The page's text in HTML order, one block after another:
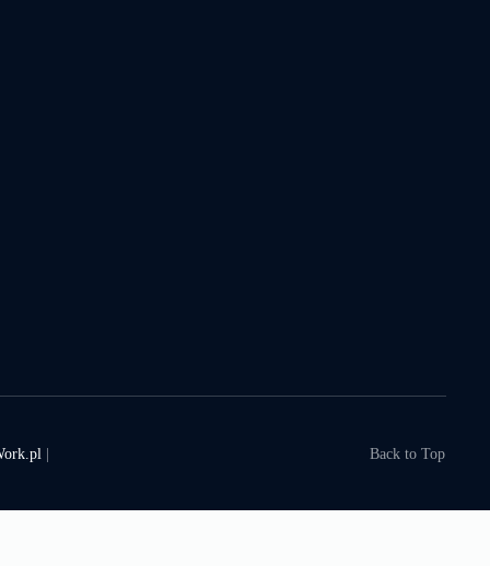
| Back to Top